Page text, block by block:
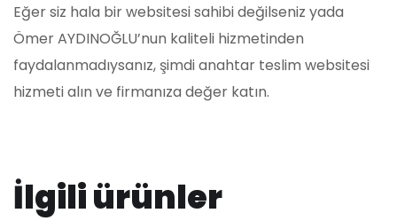
Eğer siz hala bir websitesi sahibi değilseniz yada
Ömer AYDINOĞLU’nun kaliteli hizmetinden
faydalanmadıysanız, şimdi anahtar teslim websitesi
hizmeti alın ve firmanıza değer katın.
İlgili ürünler